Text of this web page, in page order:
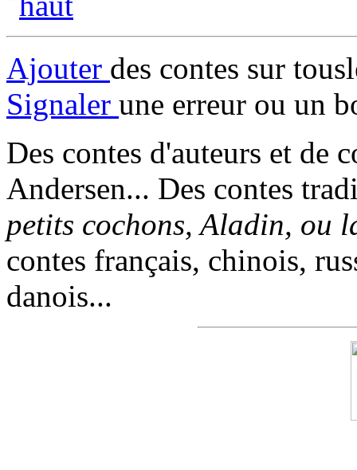
Ajouter des contes sur
Signaler une erreur ou un
Des contes d'auteurs et de
Andersen... Des contes
petits cochons, Aladin, ou
contes français, chinois,
danois...